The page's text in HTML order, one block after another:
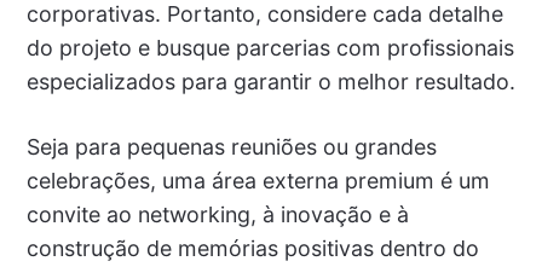
corporativas. Portanto, considere cada detalhe
do projeto e busque parcerias com profissionais
especializados para garantir o melhor resultado.
Seja para pequenas reuniões ou grandes
celebrações, uma área externa premium é um
convite ao networking, à inovação e à
construção de memórias positivas dentro do